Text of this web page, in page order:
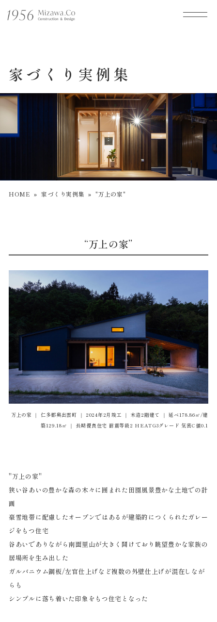
家づくり実例集
HOME »家づくり実例集 » "万上の家"
“万上の家”
万上の家 ｜ 仁多郡奥出雲町 ｜ 2024年2月竣工 ｜ 木造2階建て ｜ 延べ178.86㎡/建
築129.18㎡ ｜ 長期優良住宅 耐震等級2 HEATG3グレード 気密C値0.1
"万上の家"
狭い谷あいの豊かな森の木々に囲まれた田園風景豊かな土地での計
画
豪雪地帯に配慮したオープンではあるが建築的につくられたガレー
ジをもつ住宅
谷あいでありながら南面里山が大きく開けており眺望豊かな家族の
居場所を生み出した
ガルバニウム鋼板/左官仕上げなど複数の外壁仕上げが混在しなが
らも
シンプルに落ち着いた印象をもつ住宅となった